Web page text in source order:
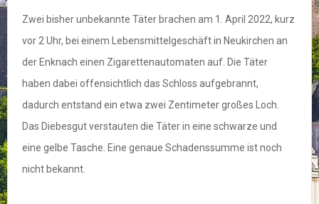
Zwei bisher unbekannte Täter brachen am 1. April 2022, kurz
vor 2 Uhr, bei einem Lebensmittelgeschäft in Neukirchen an
der Enknach einen Zigarettenautomaten auf. Die Täter
haben dabei offensichtlich das Schloss aufgebrannt,
dadurch entstand ein etwa zwei Zentimeter großes Loch.
Das Diebesgut verstauten die Täter in eine schwarze und
eine gelbe Tasche. Eine genaue Schadenssumme ist noch
nicht bekannt.